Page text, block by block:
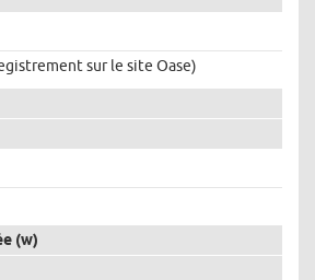
sur le site Oase)
(w)